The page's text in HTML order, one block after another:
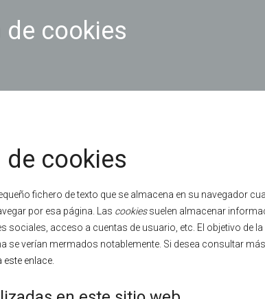
cookies
cookies
fichero de texto que se almacena en su navegador
por esa página. Las cookiessuelen almacenar
sociales, acceso a cuentas de usuario, etc. El objetivo de la
se verían mermados notablemente. Si desea consultar
enlace.